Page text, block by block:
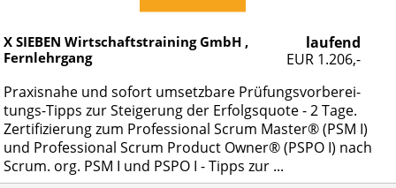
laufend
EUR 1.206,-
X SIEBEN Wirtschaftstraining GmbH ,
Fernlehrgang
Pra­xis­na­he und so­fort um­setz­ba­re Prü­fungs­vor­be­rei­
tungs-Tipps zur Stei­ge­rung der Er­folgs­quo­te - 2 Ta­ge.
Zer­ti­fi­zie­rung zum Pro­fes­sio­nal Scrum Mas­ter® (PSM I)
und Pro­fes­sio­nal Scrum Pro­duct Ow­ner® (PSPO I) nach
Scrum. org. PSM I und PSPO I - Tipps zur ...